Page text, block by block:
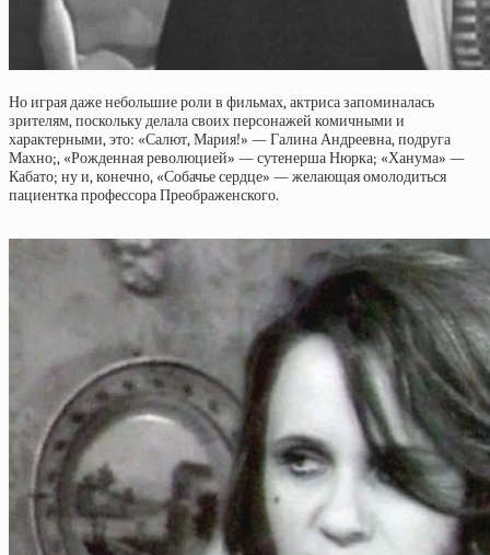
Но играя даже небольшие роли в фильмах, актриса запоминалась
зрителям, поскольку делала своих персонажей комичными и
характерными, это: «Салют, Мария!» — Галина Андреевна, подруга
Махно;, «Рожденная революцией» — сутенерша Нюрка; «Ханума» —
Кабато; ну и, конечно, «Собачье сердце» — желающая омолодиться
пациентка профессора Преображенского.